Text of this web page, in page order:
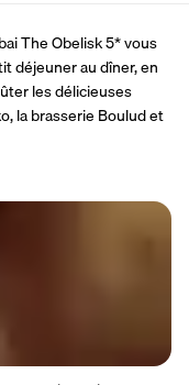
The Obelisk 5* vous
déjeuner au dîner, en
les délicieuses
la brasserie Boulud et